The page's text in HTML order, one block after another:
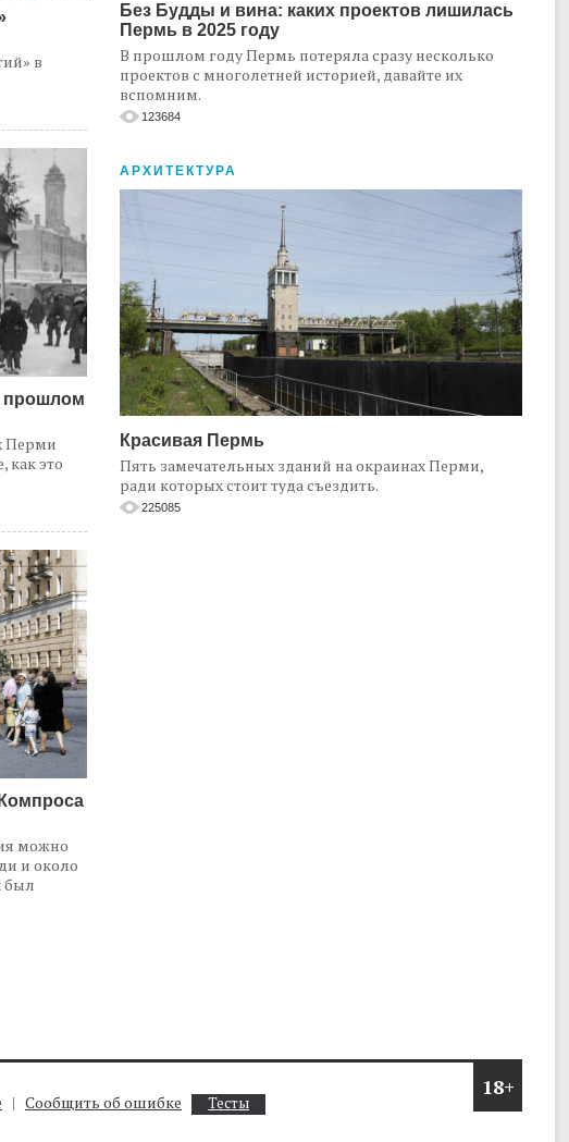
в
прошлом
Перми
как это
можно
и около
был
Без Будды и вина: каких проектов лишилась
Пермь в 2025 году
В прошлом году Пермь потеряла сразу несколько
проектов с многолетней историей, давайте их
вспомним.
123684
АРХИТЕКТУРА
Красивая Пермь
Пять замечательных зданий на окраинах Перми,
ради которых стоит туда съездить.
225085
18+
Сообщить об ошибке Тесты